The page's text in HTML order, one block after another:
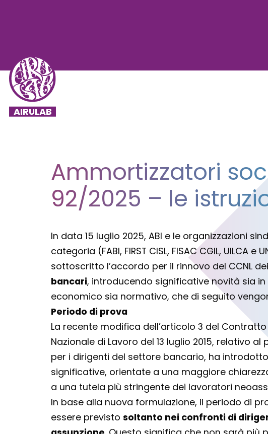
Ammortizzatori
92/2025 – le
In data 15 luglio 2025, ABI e le organizzazioni
categoria (FABI, FIRST CISL, FISAC CGIL, UILCA e
sottoscritto l’accordo per il rinnovo del CCNL dei
bancari, introducendo significative novità sia
economico sia normativo, che di seguito
Periodo di prova
La recente modifica dell’articolo 3 del
Nazionale di Lavoro del 13 luglio 2015, relativo
per i dirigenti del settore bancario, ha
significative, orientate a una maggiore
a una tutela più stringente dei lavoratori
In base alla nuova formulazione, il periodo di
essere previsto soltanto nei confronti di